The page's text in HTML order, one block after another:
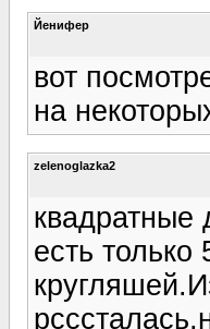
Йенифер
вот
на
zelenoglazka2
квадратные
есть